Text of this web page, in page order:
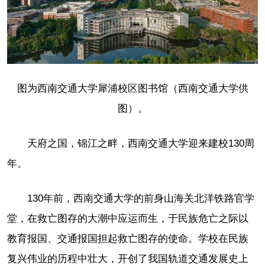
图为西南交通大学犀浦校区图书馆（西南交通大学供
图）。
天府之国，锦江之畔，西南交通大学迎来建校130周
年。
130年前，西南交通大学的前身山海关北洋铁路官学
堂，在救亡图存的大潮中应运而生，于民族危亡之际以
教育报国、交通报国担起救亡图存的使命。学校在民族
复兴伟业的历程中壮大，开创了我国轨道交通发展史上